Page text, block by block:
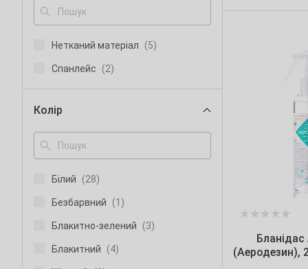
Цзясін Гранд Корпорейшн
50 мл (1)
500 мл (14)
6 л (2)
Нетканий матеріал (5)
Спанлейс (2)
Колір
Білий (28)
Безбарвний (1)
Блакитно-зелений (3)
Блакитний (4)
(Аеродезин),